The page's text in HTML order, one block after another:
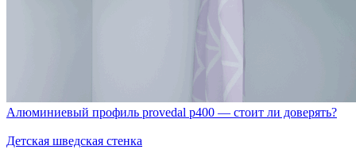
Алюминиевый профиль provedal p400 — стоит ли доверять?
Детская шведская стенка